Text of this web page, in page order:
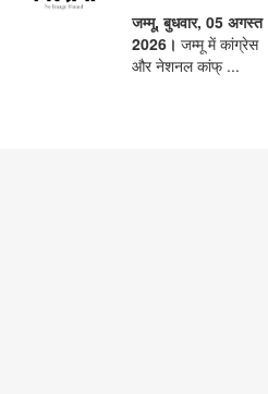
जम्मू, बुधवार, 05 अगस्त
2026।जम्मू में कांग्रेस
और नेशनल कांफ् ...